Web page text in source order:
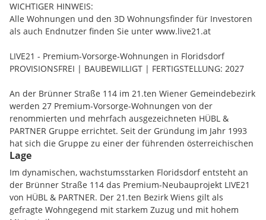
WICHTIGER HINWEIS:
Alle Wohnungen und den 3D Wohnungsfinder für Investoren
als auch Endnutzer finden Sie unter www.live21.at
LIVE21 - Premium-Vorsorge-Wohnungen in Floridsdorf
PROVISIONSFREI | BAUBEWILLIGT | FERTIGSTELLUNG: 2027
An der Brünner Straße 114 im 21.ten Wiener Gemeindebezirk
werden 27 Premium-Vorsorge-Wohnungen von der
renommierten und mehrfach ausgezeichneten HÜBL &
PARTNER Gruppe errichtet. Seit der Gründung im Jahr 1993
hat sich die Gruppe zu einer der führenden österreichischen
Immobilien- und Anlagegesellschaften entwickelt.
ANLEGER:INNEN INFORMATION ZUM PROJEKT:
// 27 Wohneinheiten im barrierefreien Niedrigenergiehaus
Lage
Im dynamischen, wachstumsstarken Floridsdorf entsteht an
der Brünner Straße 114 das Premium-Neubauprojekt LIVE21
von HÜBL & PARTNER. Der 21.ten Bezirk Wiens gilt als
gefragte Wohngegend mit starkem Zuzug und mit hohem